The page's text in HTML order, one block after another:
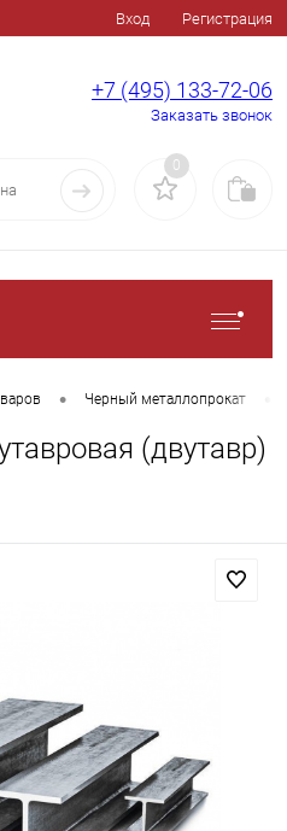
Вход Регистрация
+7 (495) 133-72-06
Заказать звонок
0
• Черный металлопрокат
(двутавр)